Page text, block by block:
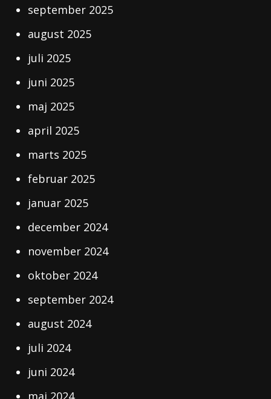
september 2025
august 2025
juli 2025
juni 2025
maj 2025
april 2025
marts 2025
februar 2025
januar 2025
december 2024
november 2024
oktober 2024
september 2024
august 2024
juli 2024
juni 2024
maj 2024